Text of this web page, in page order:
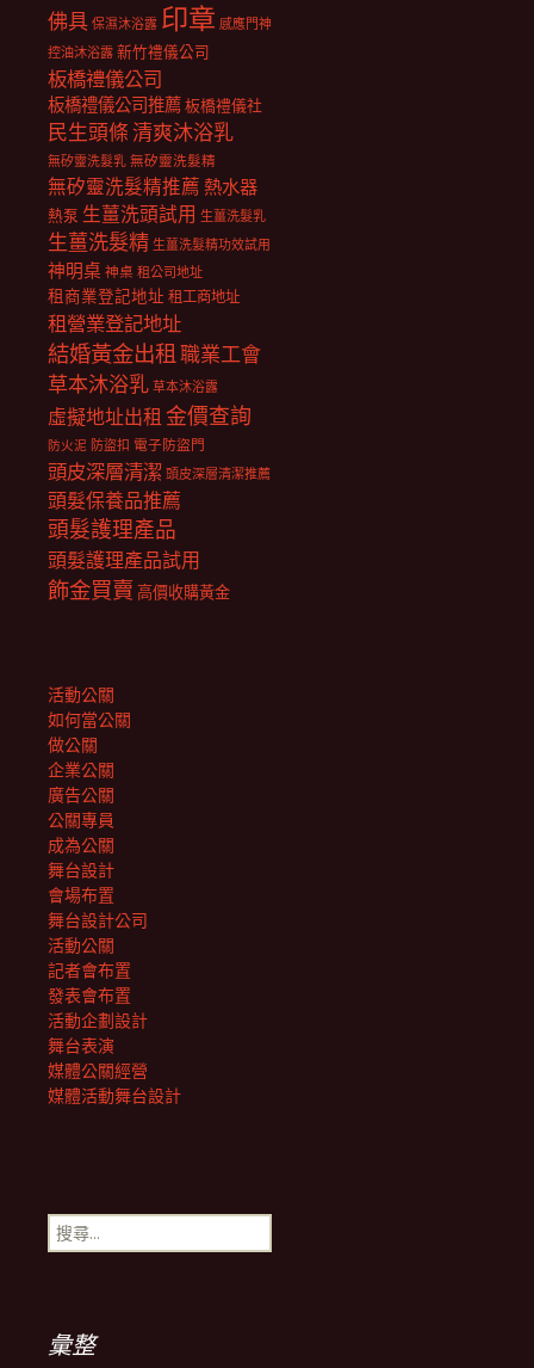
佛具 保濕沐浴露 印章 感應門神
控油沐浴露 新竹禮儀公司
板橋禮儀公司
板橋禮儀公司推薦板橋禮儀社
民生頭條清爽沐浴乳
無矽靈洗髮乳 無矽靈洗髮精
無矽靈洗髮精推薦 熱水器
熱泵 生薑洗頭試用 生薑洗髮乳
生薑洗髮精 生薑洗髮精功效試用
神明桌 神桌 租公司地址
租商業登記地址 租工商地址
租營業登記地址
結婚黃金出租職業工會
草本沐浴乳 草本沐浴露
虛擬地址出租 金價查詢
防火泥 防盜扣 電子防盜門
頭皮深層清潔 頭皮深層清潔推薦
頭髮保養品推薦
頭髮護理產品
頭髮護理產品試用
飾金買賣 高價收購黃金
活動公關
如何當公關
做公關
企業公關
廣告公關
公關專員
成為公關
舞台設計
會場布置
舞台設計公司
活動公關
記者會布置
發表會布置
活動企劃設計
舞台表演
媒體公關經營
媒體活動舞台設計
搜
尋
彙整